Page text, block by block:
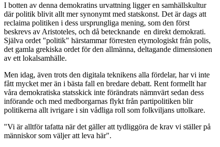
I botten av denna demokratins urvattning ligger en samhällskultur
där politik blivit allt mer synonymt med statskonst. Det är dags att
reclaima politiken i dess ursprungliga mening, som den först
beskrevs av Aristoteles, och då betecknande en direkt demokrati.
Själva ordet "politik" härstammar förresten etymologiskt från polis,
det gamla grekiska ordet för den allmänna, deltagande dimensionen
av ett lokalsamhälle.
Men idag, även trots den digitala teknikens alla fördelar, har vi inte
fått mycket mer än i bästa fall en bredare debatt. Rent formellt har
våra demokratiska statsskick inte förändrats nämnvärt sedan dess
införande och med medborgarnas flykt från partipolitiken blir
politikerna allt ivrigare i sin vådliga roll som folkviljans uttolkare.
"Vi är alltför tafatta när det gäller att tydliggöra de krav vi ställer på
människor som väljer att leva här".